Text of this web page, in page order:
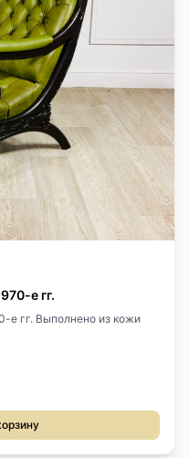
е гг.
е гг. Выполнено из кожи